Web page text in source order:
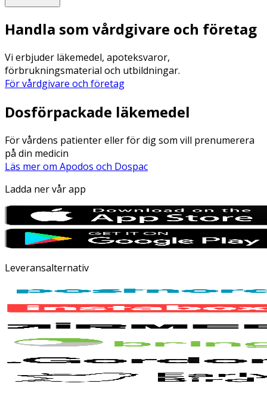
Handla som vårdgivare och företag
Vi erbjuder läkemedel, apoteksvaror,
förbrukningsmaterial och utbildningar.
För vårdgivare och företag
Dosförpackade läkemedel
För vårdens patienter eller för dig som vill prenumerera
på din medicin
Läs mer om Apodos och Dospac
Ladda ner vår app
Leveransalternativ